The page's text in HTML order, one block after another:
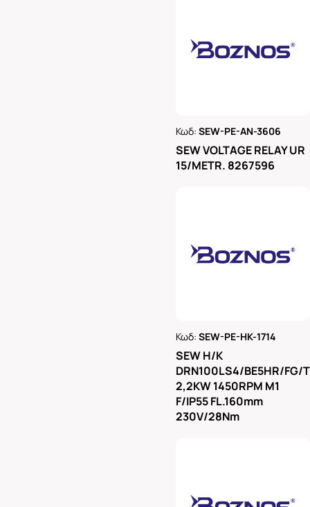
Κωδ:SEW-PE-AN-3606
SEW VOLTAGE RELAY UR
15/METR. 8267596
Κωδ:SEW-PE-HK-1714
SEW H/K
DRN100LS4/BE5HR/FG/
2,2KW 1450RPM M1
F/IP55 FL.160mm
230V/28Nm